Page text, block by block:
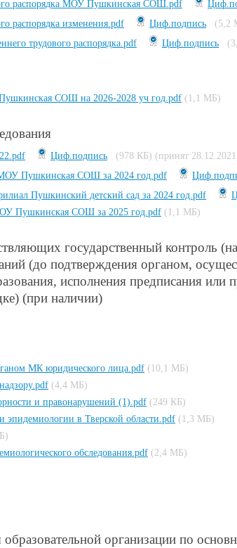
распорядка МОУ Пушкинская СОШ.pdf
распорядка изменения.pdf
Циф.подпись
(5,2
трудового распорядка.pdf
Циф.подпись
СОШ на 2026-2028 уч год.pdf (1,1 МБ)
Циф.подпись (978 КБ) (принят
Пушкинская СОШ за 2024 год.pdf
Пушкинский детский сад за 2024 год.pdf
Пушкинская СОШ за 2025 год.pdf (1,1 МБ)
государственный контроль
(до подтверждения органом,
исполнения предписания или
(при наличии)
МК юридического лица.pdf (10,1 МБ)
(4,4 МБ)
и правонарушений (1).pdf (249 КБ)
эпидемиологии в Тверской области.pdf (1,3 МБ)
обследования.pdf (2,4 МБ)
организации по